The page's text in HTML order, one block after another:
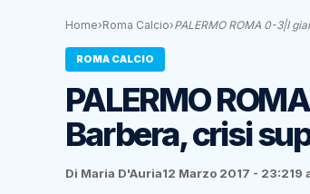
Home›Roma Calcio›PALERMO ROMA 0-3|I
ROMA CALCIO
PALERMO
Barbera, crisi
Di Maria D'Auria12 Marzo 2017 - 23:219